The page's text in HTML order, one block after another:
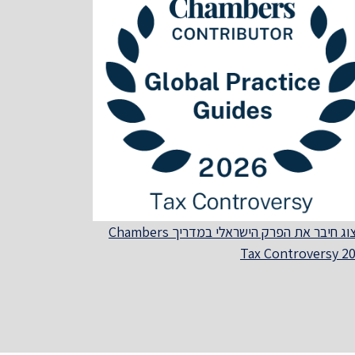
הרצוג חיבר את הפרק הישראלי במדריך Chambers
Tax Controversy